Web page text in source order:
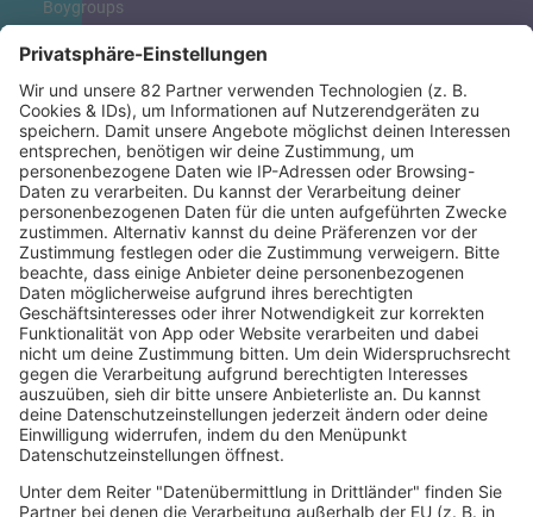
Boygroups
Clubhits
Dinnerparty
Eurodance
Grunge
Hiphop & Rap
Hiphop deutsch
House
Ibiza
Loveparade
Lovesongs
Mayday
Rave
Reggae
RnB Ballads
Rock
Soul & RnB